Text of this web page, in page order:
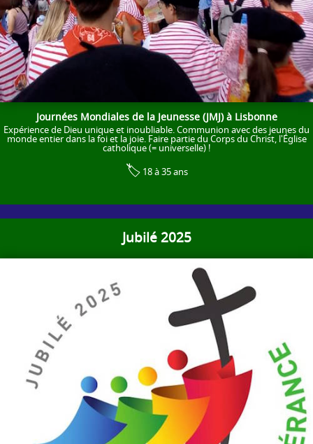
Journées Mondiales de la Jeunesse (JMJ) à Lisbonne
Expérience de Dieu unique et inoubliable. Communion avec des jeunes du
monde entier dans la foi et la joie. Faire partie du Corps du Christ, l'Église
catholique (= universelle) !
🏷️18 à 35 ans
Jubilé 2025